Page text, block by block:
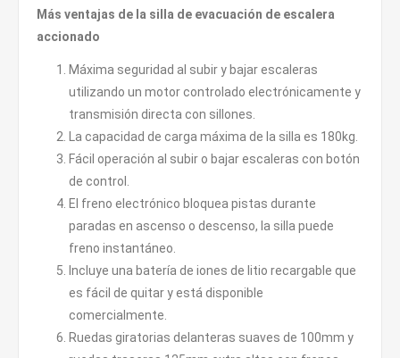
Más ventajas de la silla de evacuación de escalera
accionado
Máxima seguridad al subir y bajar escaleras
utilizando un motor controlado electrónicamente y
transmisión directa con sillones.
La capacidad de carga máxima de la silla es 180kg.
Fácil operación al subir o bajar escaleras con botón
de control.
El freno electrónico bloquea pistas durante
paradas en ascenso o descenso, la silla puede
freno instantáneo.
Incluye una batería de iones de litio recargable que
es fácil de quitar y está disponible
comercialmente.
Ruedas giratorias delanteras suaves de 100mm y